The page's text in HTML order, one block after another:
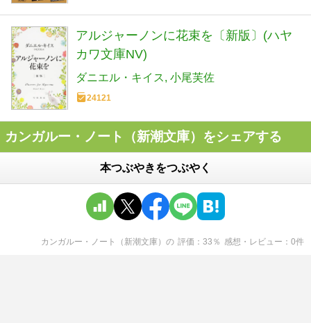
アルジャーノンに花束を〔新版〕(ハヤ
カワ文庫NV)
ダニエル・キイス 小尾芙佐
24121
カンガルー・ノート（新潮文庫）をシェアする
本つぶやきをつぶやく
カンガルー・ノート（新潮文庫） の 評価 33 ％ 感想・レビュー 0件